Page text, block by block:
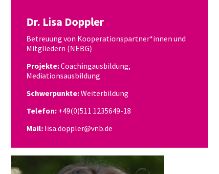
Dr. Lisa Doppler
Betreuung von Kooperationspartner*innen und
Mitgliedern (NEBG)
Projekte:Coachingausbildung,
Mediationsausbildung
Schwerpunkte:Weiterbildung
Telefon: +49(0)511 1235649-18
Mail: lisa.doppler@vnb.de